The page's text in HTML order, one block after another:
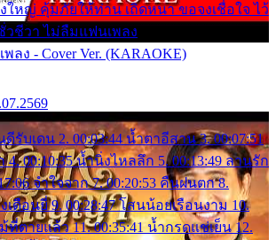
ใหญ่ คุ้มภัยให้ท่าน เถิดหนา ขอจงเชื่อใจ ไว้
วชีวา ไม่ลืมแฟนเพลง
ง - Cover Ver. (KARAOKE)
ดีรับเดน 2. 00:03:44 น้ำตาอีสาน 3. 00:07:51
4. 00:10:35 น้ำนิ่งไหลลึก 5. 00:13:49 ลานรัก
จำใจจาก 7. 00:20:53 คืนฝนตก 8.
เดือนยี่ 9. 00:28:47 โสนน้อยเรือนงาม 10.
ที่ตายแล้ว 11. 00:35:41 น้ำกรดแช่เย็น 12.